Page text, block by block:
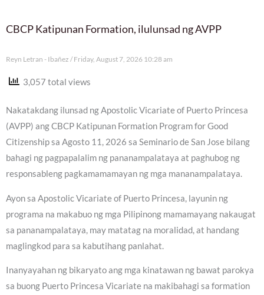
CBCP Katipunan Formation, ilulunsad ng AVPP
Reyn Letran - Ibañez Friday, August 7, 2026 10:28 am
3,057 total views
Nakatakdang ilunsad ng Apostolic Vicariate of Puerto Princesa
(AVPP) ang CBCP Katipunan Formation Program for Good
Citizenship sa Agosto 11, 2026 sa Seminario de San Jose bilang
bahagi ng pagpapalalim ng pananampalataya at paghubog ng
responsableng pagkamamamayan ng mga mananampalataya.
Ayon sa Apostolic Vicariate of Puerto Princesa, layunin ng
programa na makabuo ng mga Pilipinong mamamayang nakaugat
sa pananampalataya, may matatag na moralidad, at handang
maglingkod para sa kabutihang panlahat.
Inanyayahan ng bikaryato ang mga kinatawan ng bawat parokya
sa buong Puerto Princesa Vicariate na makibahagi sa formation